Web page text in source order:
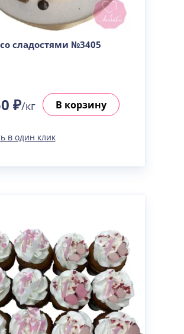
сладостями №3405
₽/кг В корзину
в один клик